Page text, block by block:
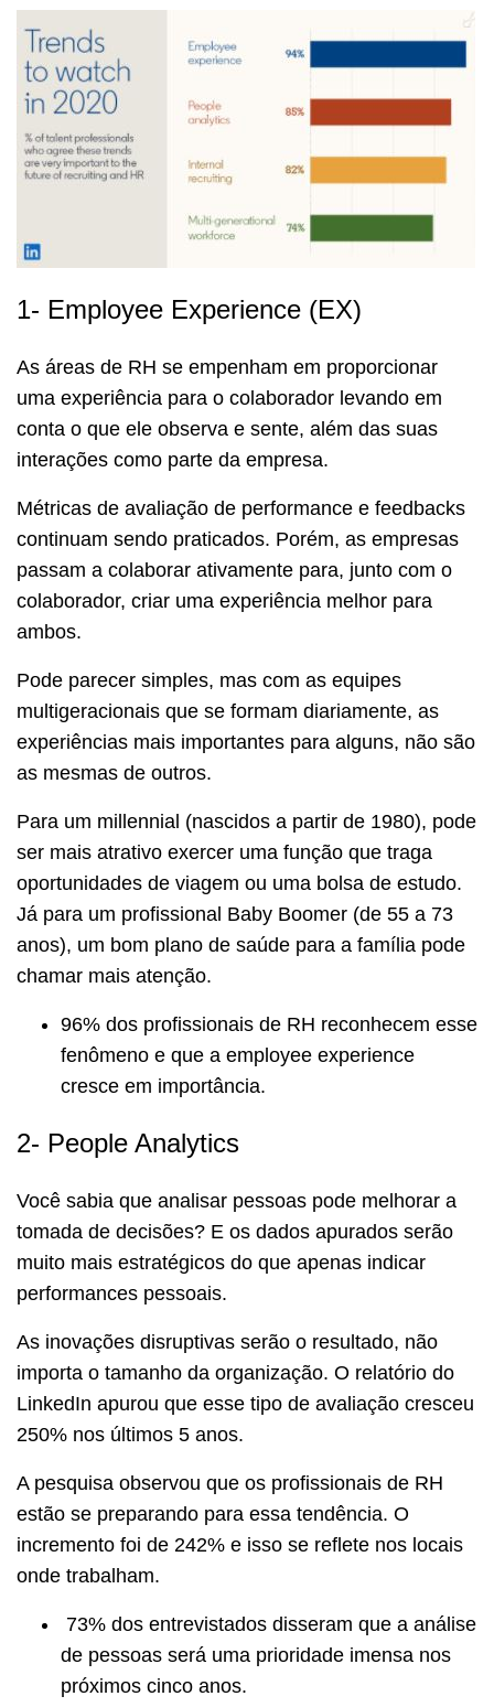
1- Employee Experience (EX)
As áreas de RH se empenham em proporcionar
uma experiência para o colaborador levando em
conta o que ele observa e sente, além das suas
interações como parte da empresa.
Métricas de avaliação de performance e feedbacks
continuam sendo praticados. Porém, as empresas
passam a colaborar ativamente para, junto com o
colaborador, criar uma experiência melhor para
ambos.
Pode parecer simples, mas com as equipes
multigeracionais que se formam diariamente, as
experiências mais importantes para alguns, não são
as mesmas de outros.
Para um millennial (nascidos a partir de 1980), pode
ser mais atrativo exercer uma função que traga
oportunidades de viagem ou uma bolsa de estudo.
Já para um profissional Baby Boomer (de 55 a 73
anos), um bom plano de saúde para a família pode
chamar mais atenção.
96% dos profissionais de RH reconhecem esse
fenômeno e que a employee experience
cresce em importância.
2- People Analytics
Você sabia que analisar pessoas pode melhorar a
tomada de decisões? E os dados apurados serão
muito mais estratégicos do que apenas indicar
performances pessoais.
As inovações disruptivas serão o resultado, não
importa o tamanho da organização. O relatório do
LinkedIn apurou que esse tipo de avaliação cresceu
250% nos últimos 5 anos.
A pesquisa observou que os profissionais de RH
estão se preparando para essa tendência. O
incremento foi de 242% e isso se reflete nos locais
onde trabalham.
73% dos entrevistados disseram que a análise
de pessoas será uma prioridade imensa nos
próximos cinco anos.